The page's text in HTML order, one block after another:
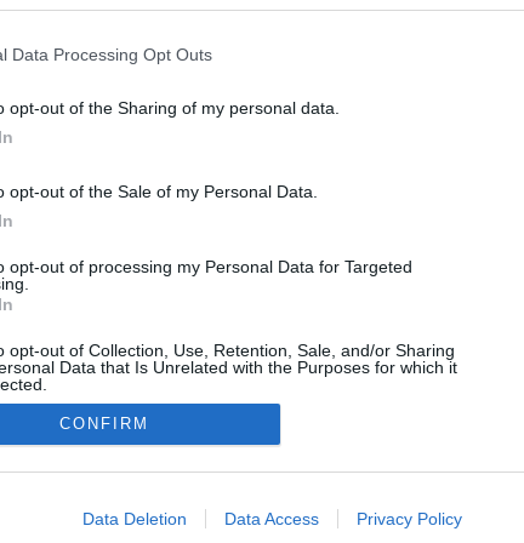
Data Processing Opt Outs
opt-out of the Sharing of my personal data.
opt-out of the Sale of my Personal Data.
opt-out of processing my Personal Data for Targeted
opt-out of Collection, Use, Retention, Sale, and/or Sharing
Data that Is Unrelated with the Purposes for which it
allow Google to enable storage related to advertising like cookies on
CONFIRM
Data Deletion Data Access Privacy Policy